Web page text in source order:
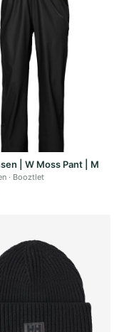
| W Moss Pant | M
Booztlet